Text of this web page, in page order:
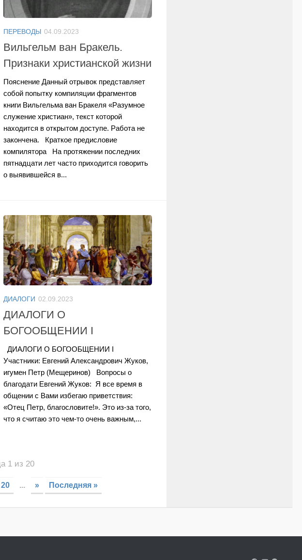
ПЕРЕВОДЫ 04.09.2023
Вильгельм ван Бракель.
Признаки христианской жизни
Пояснение Данный отрывок представляет
собой попытку компиляции фрагментов
книги Вильгельма ван Бракеля «Разумное
служение христиан», текст которой
находится в открытом доступе. Работа не
закончена. Краткое предисловие
компилятора На протяжении последних
пятнадцати лет часто приходится говорить
о выявившейся в...
ДИАЛОГИ 02.09.2023
ДИАЛОГИ О
БОГООБЩЕНИИ I
ДИАЛОГИ О БОГООБЩЕНИИ I
Участники: Евгений Александрович Жуков,
игумен Петр (Мещеринов) Вопросы о
благодати Евгений Жуков: Я все время в
общении с Вами избегаю приветствия:
«Отец Петр, благословите!». Это из-за того,
что я считаю это чем-то очень важным,...
1 из 20
20 ... » Последняя »